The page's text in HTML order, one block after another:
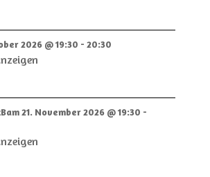
2026 @19:30 - 20:30
21. November 2026 @19:30 -